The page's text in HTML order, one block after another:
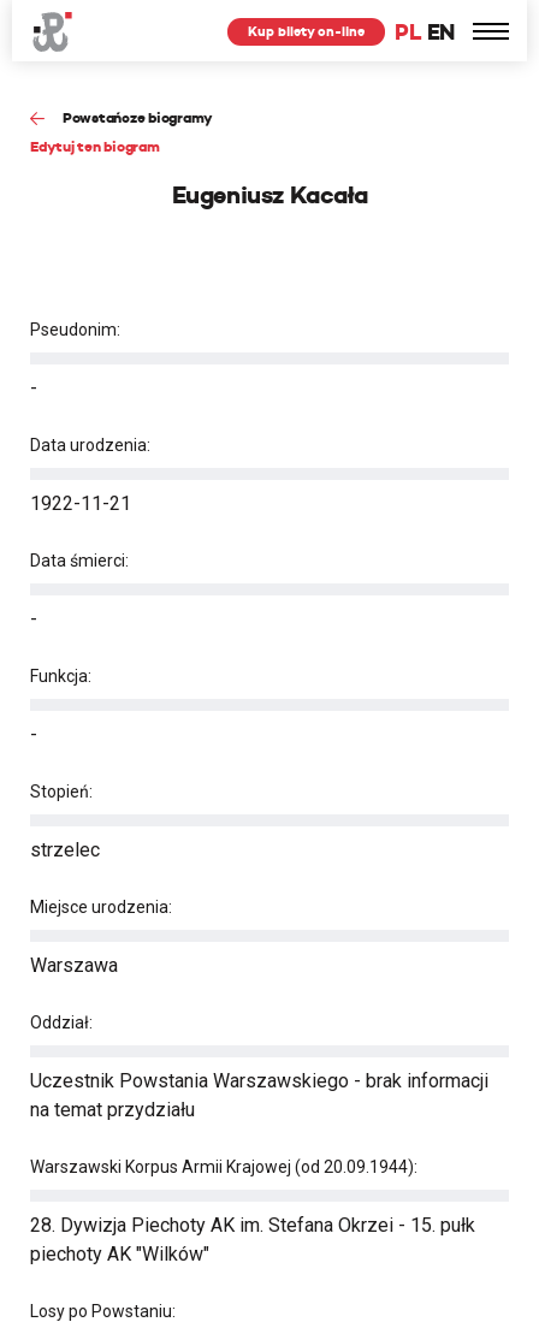
PL EN
Kup bilety on-line
Powstańcze biogramy
Edytuj ten biogram
Eugeniusz Kacała
Pseudonim:
-
Data urodzenia:
1922-11-21
Data śmierci:
-
Funkcja:
-
Stopień:
strzelec
Miejsce urodzenia:
Warszawa
Oddział:
Uczestnik Powstania Warszawskiego - brak informacji
na temat przydziału
Warszawski Korpus Armii Krajowej (od 20.09.1944):
28. Dywizja Piechoty AK im. Stefana Okrzei - 15. pułk
piechoty AK "Wilków"
Losy po Powstaniu: